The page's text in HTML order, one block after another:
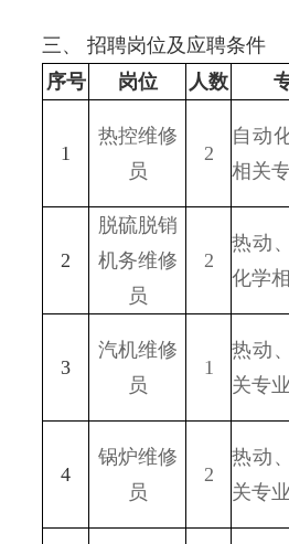
三、 招聘岗位及应聘条件
序号
岗位 人数
1
热控维修
员
2
自动
相关
2
脱硫脱销
机务维修
员
2
热动
化学
3
汽机维修
员
1
热动
关专业
4
锅炉维修
员
2
热动
关专业